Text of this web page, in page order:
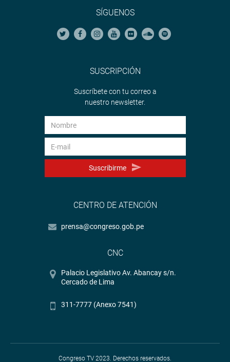
SÍGUENOS
SUSCRIPCIÓN
Suscríbete con tu correo a
nuestro newsletter.
Suscribirme
CENTRO DE ATENCIÓN
prensa@congreso.gob.pe
CNC
Palacio Legislativo Av. Abancay s/n.
Cercado de Lima
311-7777 (Anexo 7541)
Congreso TV 2023. Derechos reservados.